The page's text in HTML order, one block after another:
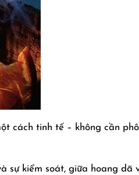
cách tinh tế – không cần
sự kiểm soát, giữa hoang dã